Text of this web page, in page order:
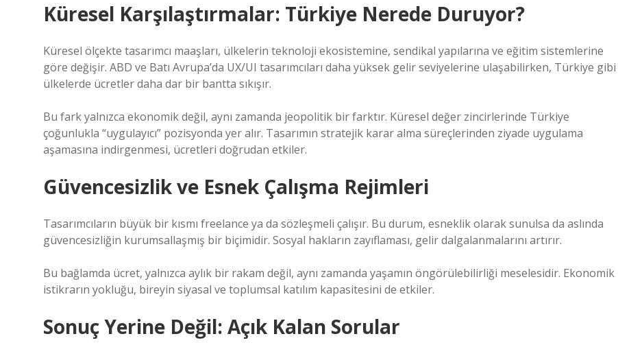
Küresel Karşılaştırmalar: Türkiye Nerede Duruyor?
Küresel ölçekte tasarımcı maaşları, ülkelerin teknoloji ekosistemine, sendikal yapılarına ve eğitim sistemlerine
göre değişir. ABD ve Batı Avrupa’da UX/UI tasarımcıları daha yüksek gelir seviyelerine ulaşabilirken, Türkiye gibi
ülkelerde ücretler daha dar bir bantta sıkışır.
Bu fark yalnızca ekonomik değil, aynı zamanda jeopolitik bir farktır. Küresel değer zincirlerinde Türkiye
çoğunlukla “uygulayıcı” pozisyonda yer alır. Tasarımın stratejik karar alma süreçlerinden ziyade uygulama
aşamasına indirgenmesi, ücretleri doğrudan etkiler.
Güvencesizlik ve Esnek Çalışma Rejimleri
Tasarımcıların büyük bir kısmı freelance ya da sözleşmeli çalışır. Bu durum, esneklik olarak sunulsa da aslında
güvencesizliğin kurumsallaşmış bir biçimidir. Sosyal hakların zayıflaması, gelir dalgalanmalarını artırır.
Bu bağlamda ücret, yalnızca aylık bir rakam değil, aynı zamanda yaşamın öngörülebilirliği meselesidir. Ekonomik
istikrarın yokluğu, bireyin siyasal ve toplumsal katılım kapasitesini de etkiler.
Sonuç Yerine Değil: Açık Kalan Sorular